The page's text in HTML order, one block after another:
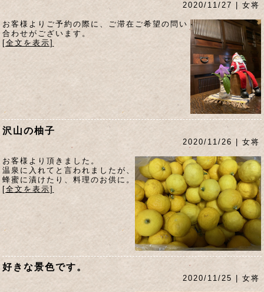
2020/11/27 | 女将
お客様よりご予約の際に、ご滞在ご希望の問い
合わせがございます。
[全文を表示]
沢山の柚子
2020/11/26 | 女将
お客様より頂きました。
温泉に入れてと言われましたが、
蜂蜜に漬けたり、料理のお供に。
[全文を表示]
好きな景色です。
2020/11/25 | 女将